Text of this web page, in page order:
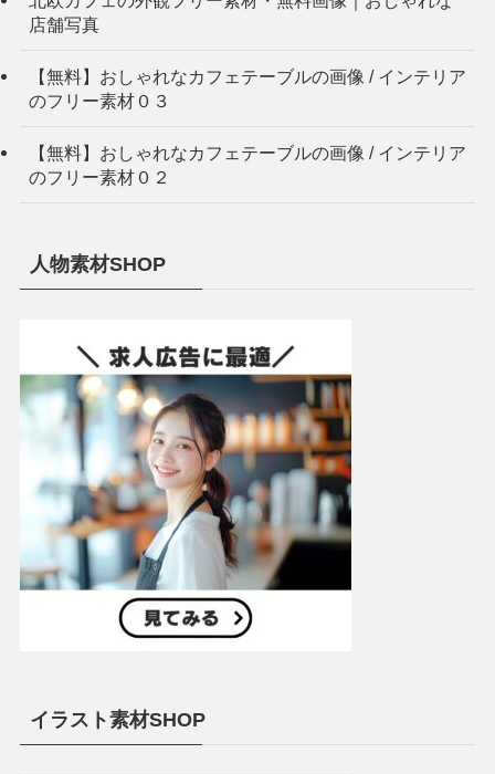
店舗写真
【無料】おしゃれなカフェテーブルの画像 / インテリア
のフリー素材０３
【無料】おしゃれなカフェテーブルの画像 / インテリア
のフリー素材０２
人物素材SHOP
イラスト素材SHOP